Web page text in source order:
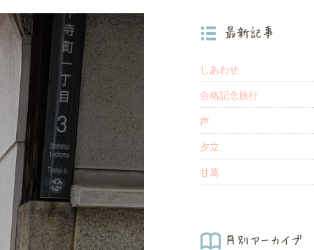
最新記事
しあわせ
合格記念旅行
声
夕立
甘葛
月別アーカイブ